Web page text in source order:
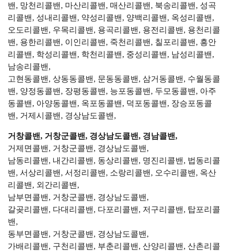
밴, 망천리콜밴, 마산리콜밴, 매산리콜밴, 북송리콜밴, 성곡
리콜밴, 성내리콜밴, 약성리콜밴, 양백리콜밴, 옥성리콜밴,
오도리콜밴, 우목리콜밴, 용곡리콜밴, 용전리콜밴, 용천리콜
밴, 용한리콜밴, 이인리콜밴, 죽천리콜밴, 칠포리콜밴, 흥안
리콜밴, 학성리콜밴, 학천리콜밴, 중성리콜밴, 남성리콜밴,
남송리콜밴,
고현동콜밴, 상동동콜밴, 문동동콜밴, 삼거동콜밴, 수월동콜
밴, 양정동콜밴, 장평동콜밴, 능포동콜밴, 두모동콜밴, 아주
동콜밴, 아양동콜밴, 옥포동콜밴, 덕포동콜밴, 장승포동콜
밴, 거제시콜밴, 경상남도콜밴,
거창콜밴, 거창군콜밴, 경상남도콜밴, 경남콜밴,
거제면콜밴, 거창군콜밴, 경상남도콜밴,
남동리콜밴, 내간리콜밴, 동상리콜밴, 명진리콜밴, 법동리콜
밴, 서상리콜밴, 서정리콜밴, 소랑리콜밴, 오수리콜밴, 옥산
리콜밴, 외간리콜밴,
남부면콜밴, 거창군콜밴, 경상남도콜밴,
갈곶리콜밴, 다대리콜밴, 다포리콜밴, 저구리콜밴, 탑포리콜
밴,
동부면콜밴, 거창군콜밴, 경상남도콜밴,
가배리콜밴, 구천리콜밴, 부춘리콜밴, 산양리콜밴, 산촌리콜